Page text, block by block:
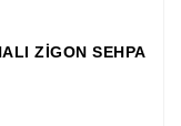
ZİGON SEHPA